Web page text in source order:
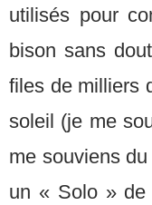
utilisés pour
bison sans
files de milliers
soleil (je me
me souviens
un « Solo » de